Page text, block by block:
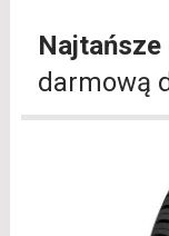
Najtańsze
darmową